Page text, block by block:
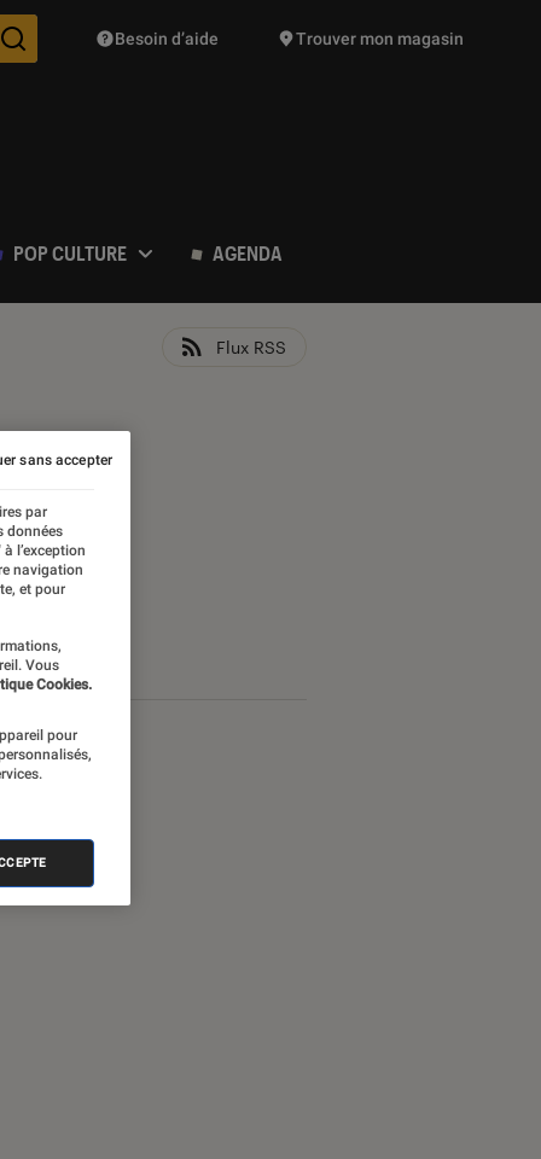
Des suggestions de produits vont vous être proposées
Besoin d’aide Trouver mon magasin
POP CULTURE AGENDA
Flux RSS
par
données
l’exception
navigation
et pour
Vous
Cookies.
pour
sans accepter